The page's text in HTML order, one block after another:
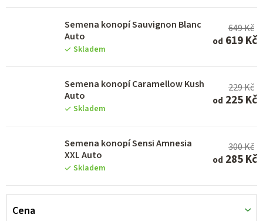
Semena konopí Sauvignon Blanc
Auto
Skladem
649 Kč
od 619 Kč
Semena konopí Caramellow Kush
Auto
Skladem
229 Kč
od 225 Kč
Semena konopí Sensi Amnesia
XXL Auto
Skladem
300 Kč
od 285 Kč
Cena
i
r
u